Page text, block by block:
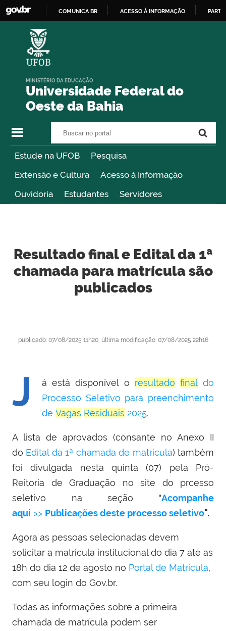
COMUNICA BR ACESSO À INFORMAÇÃO
Universidade Federal do
Oeste da Bahia
MINISTÉRIO DA EDUCAÇÃO
Estude na UFOB
Pesquisa
Extensão e Cultura
Acesso à Informação
Ouvidoria
Estudantes Servidores
Resultado final e Edital da 1ª
chamada para matrícula são
publicados
publicado: 07/08/2025 11h20, última modificação: 07/08/2025 22h16
J á está disponível o resultado final do
Processo Seletivo para preenchimento
de Vagas Residuais 2025.
A lista de aprovados (consante no Anexo II
do Edital da 1ª chamada de matrícula) também
foi divulgada nesta quinta (07) pela Pró-
Reitoria de Graduação no site do prcesso
seletivo na seção "Acompanhe
aqui >> Publicações deste processo seletivo".
Agora as pessoas selecionadas devem
solicitar a matrícula institucional do dia 7 até as
18h do dia 12 de agosto no Portal de Matrícula,
com seu login do Gov.br.
Todas as informações sobre a primeira
chamada de matrícula podem ser